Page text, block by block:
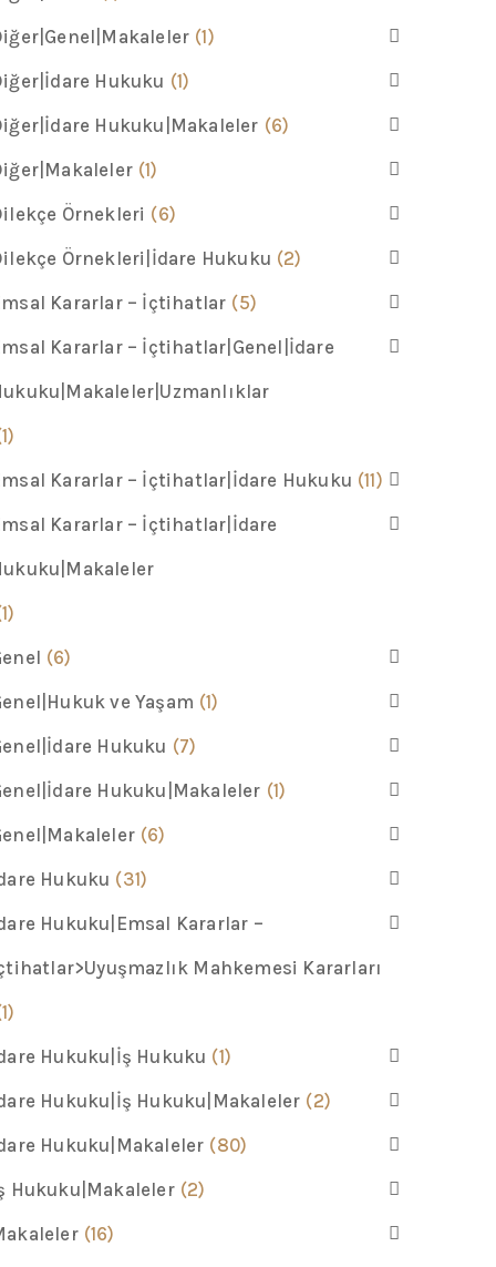
(1)
Hukuku (1)
Hukuku|Makaleler (6)
(1)
Örnekleri (6)
Örnekleri|İdare Hukuku (2)
Kararlar – İçtihatlar (5)
Kararlar – İçtihatlar|Genel|İdare
Kararlar – İçtihatlar|İdare Hukuku (11)
Kararlar – İçtihatlar|İdare
(6)
ve Yaşam (1)
Hukuku (7)
Hukuku|Makaleler (1)
(6)
Hukuku (31)
Hukuku|Emsal Kararlar –
Mahkemesi Kararları
Hukuku|İş Hukuku (1)
Hukuku|İş Hukuku|Makaleler (2)
Hukuku|Makaleler (80)
Hukuku|Makaleler (2)
(16)